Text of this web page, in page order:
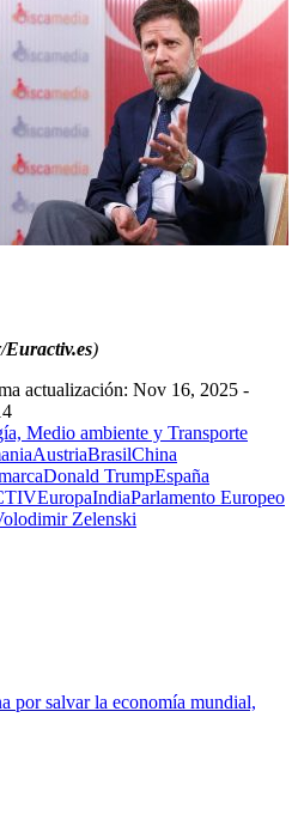
Euractiv.es)
actualización: Nov 16, 2025 -
Medio ambiente y Transporte
AustriaBrasilChina
Donald TrumpEspaña
EuropaIndiaParlamento Europeo
Zelenski
por salvar la economía mundial,